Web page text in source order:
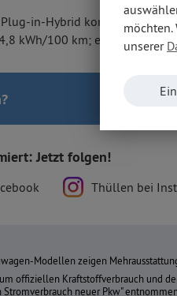
in-Hybrid kombiniert
kWh/100 km; elektrische
?
Jetzt folgen!
Thüllen bei
Modellen zeigen
offiziellen Kraftstoffverbrauch und
Stromverbrauch neuer Pkw"
unserer